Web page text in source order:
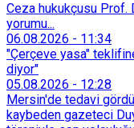
Ceza hukukçusu Prof.
yorumu...
06.08.2026 - 11:34
"Çerçeve yasa"
diyor"
05.08.2026 - 12:28
Mersin'de tedavi
kaybeden gazeteci